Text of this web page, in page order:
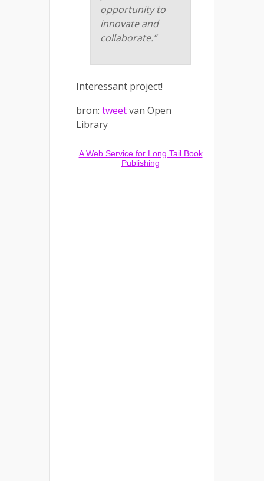
opportunity to
innovate and
collaborate.”
Interessant project!
bron: tweetvan Open
Library
A Web Service for Long Tail Book
Publishing